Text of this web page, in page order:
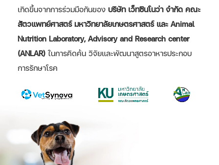
เกิดขึ้นจากการร่วมมือกันของ บริษัท เว็ทซินโนว่า จำกัด คณะ
สัตวแพทย์ศาสตร์ มหาวิทยาลัยเกษตรศาสตร์ และ Animal
Nutrition Laboratory, Advisory and Research center
(ANLAR) ในการคิดค้น วิจัยและพัฒนาสูตรอาหารประกอบ
การรักษาโรค